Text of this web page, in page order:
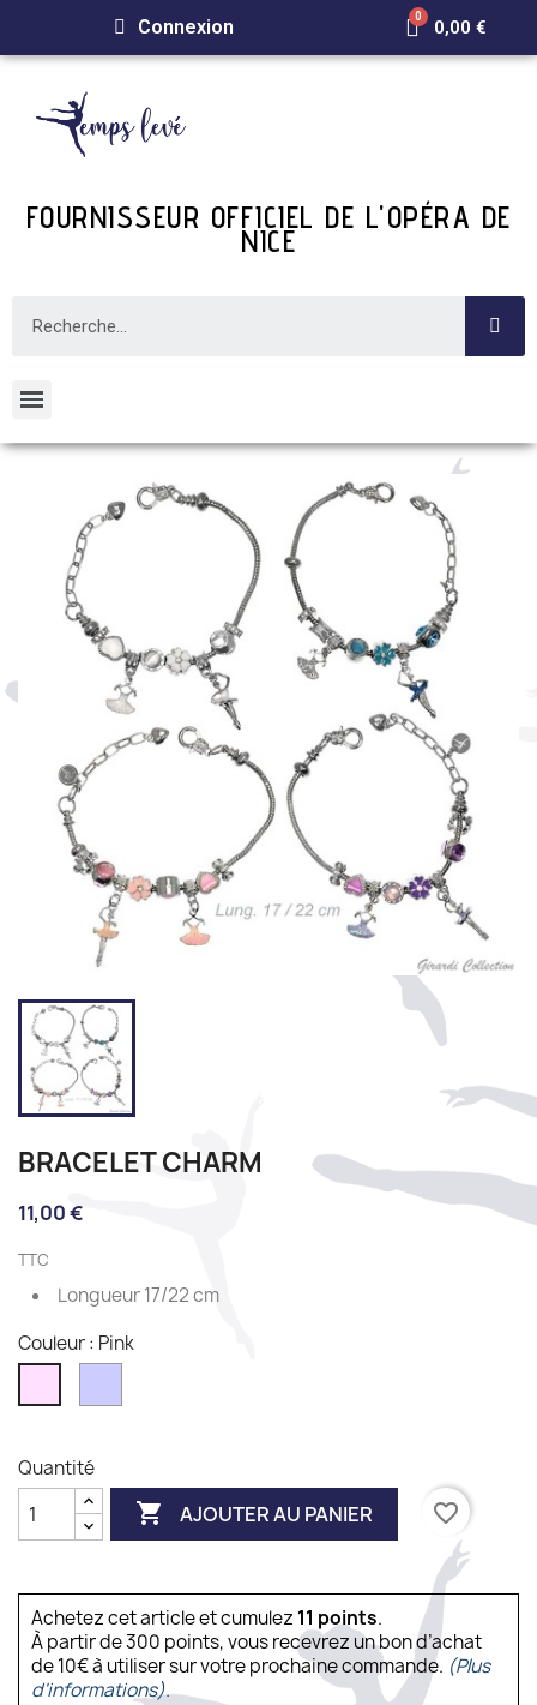
Connexion 0,00 €
FOURNISSEUR OFFICIEL DE L'OPÉRA DE
NICE
BRACELET CHARM
11,00 €
TTC
Longueur 17/22 cm
Couleur : Pink
Quantité
 AJOUTER AU PANIER favorite_border
Achetez cet article et cumulez 11 points.
À partir de 300 points, vous recevrez un bon d’achat
de 10€ à utiliser sur votre prochaine commande. (Plus
d'informations).